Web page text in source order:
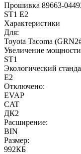
Прошивка 89663-
ST1 E2
Характеристики
Для:
Toyota Tacoma
Увеличение
ST1
Экологический
E2
Отключено:
EVAP
CAT
ДК2
Расширение:
BIN
Размер:
992КБ